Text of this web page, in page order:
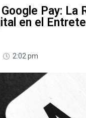
Pay: La
en el
2:02 pm